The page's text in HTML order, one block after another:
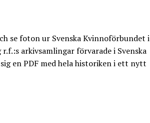
se foton ur Svenska Kvinnoförbundet i
arkivsamlingar förvarade i Svenska
en PDF med hela historiken i ett nytt